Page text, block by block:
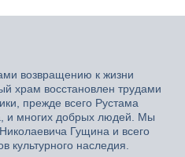
возвращению к жизни
храм восстановлен трудами
прежде всего Рустама
и многих добрых людей. Мы
Гущина и всего
культурного наследия.